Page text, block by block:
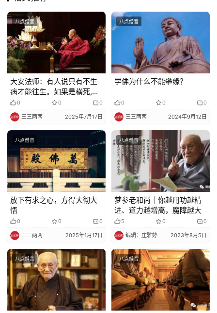
八点僧音
大安法师：有人说只有不生
病才能往生。如果是横死,比
如车祸、落水、喝药都不能
往生？
0 0 0
三三两两 2025年7月17日
八点僧音
学佛为什么不能攀缘？
0 0 0
三三两两 2024年9月12日
八点僧音
放下有求之心，方得大彻大
悟
0 0 0
三三两两 2025年1月17日
八点僧音
梦参老和尚｜你越用功越精
进、道力越增高，魔障越大
5 0 0
编辑：庄雅婷 2023年8月5日
八点僧音 八点僧音